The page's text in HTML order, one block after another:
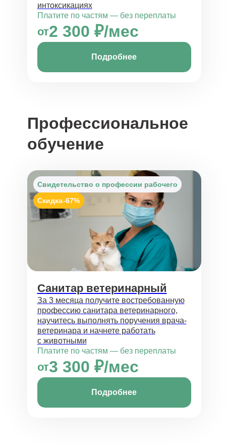
интоксикациях
Платите по частям — без переплаты
от2 300 ₽/мес
Подробнее
Профессиональное
обучение
Свидетельство о профессии рабочего
Скидка-67%
Санитар ветеринарный
За 3 месяца получите востребованную
профессию санитара ветеринарного,
научитесь выполнять поручения врача-
ветеринара и начнете работать
с животными
Платите по частям — без переплаты
от3 300 ₽/мес
Подробнее